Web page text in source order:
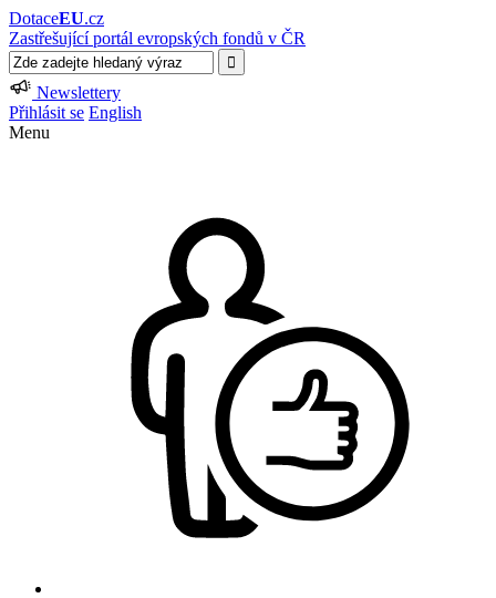
DotaceEU.cz
Zastřešující portál evropských fondů v ČR
Newslettery
Přihlásit se English
Menu